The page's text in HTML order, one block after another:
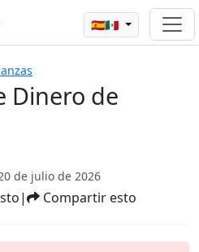
🇪🇸🇲🇽
Dinero de
de julio de 2026
| Compartir esto